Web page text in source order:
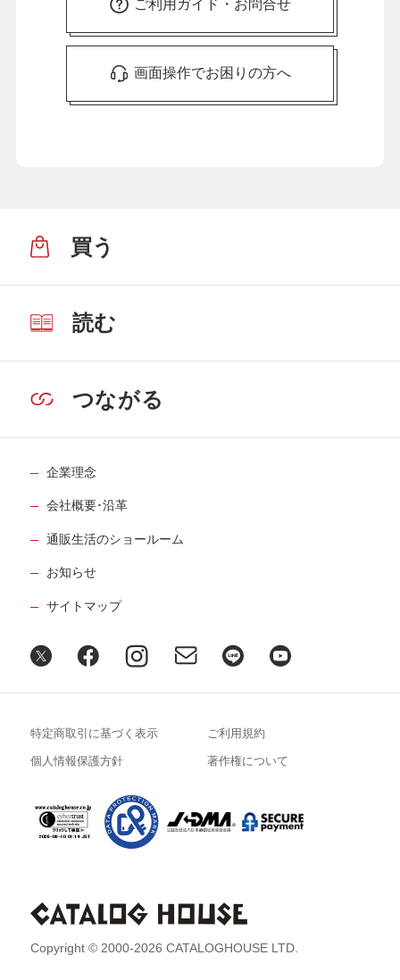
ご利用ガイド・お問合せ
画面操作でお困りの方へ
買う
読む
つながる
企業理念
会社概要･沿革
通販生活のショールーム
お知らせ
サイトマップ
Copyright © 2000-2026 CATALOGHOUSE LTD.
特定商取引に基づく表示 ご利用規約
個人情報保護方針 著作権について